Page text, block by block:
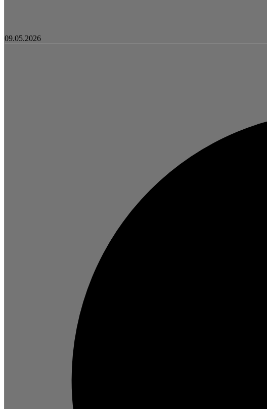
09.05.2026